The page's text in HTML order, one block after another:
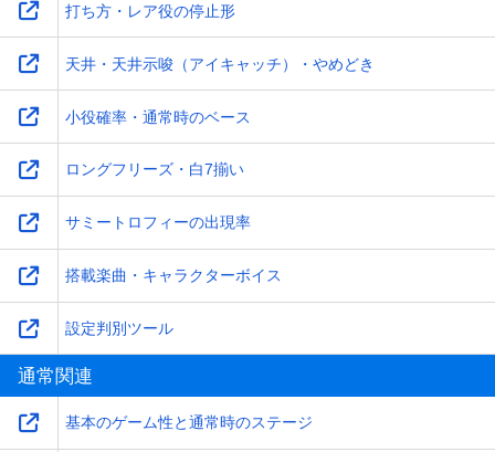
打ち方・レア役の停止形
天井・天井示唆（アイキャッチ）・やめどき
小役確率・通常時のベース
ロングフリーズ・白7揃い
サミートロフィーの出現率
搭載楽曲・キャラクターボイス
設定判別ツール
通常関連
基本のゲーム性と通常時のステージ